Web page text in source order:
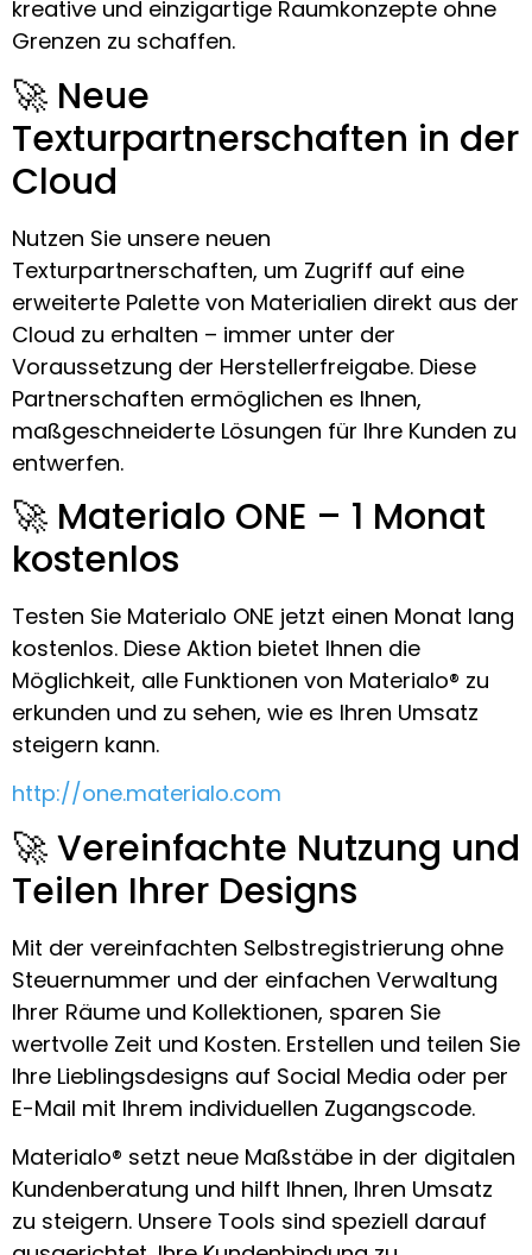
kreative und einzigartige Raumkonzepte ohne
Grenzen zu schaffen.
🚀 Neue
Texturpartnerschaften in der
Cloud
Nutzen Sie unsere neuen
Texturpartnerschaften, um Zugriff auf eine
erweiterte Palette von Materialien direkt aus der
Cloud zu erhalten – immer unter der
Voraussetzung der Herstellerfreigabe. Diese
Partnerschaften ermöglichen es Ihnen,
maßgeschneiderte Lösungen für Ihre Kunden zu
entwerfen.
🚀 Materialo ONE – 1 Monat
kostenlos
Testen Sie Materialo ONE jetzt einen Monat lang
kostenlos. Diese Aktion bietet Ihnen die
Möglichkeit, alle Funktionen von Materialo® zu
erkunden und zu sehen, wie es Ihren Umsatz
steigern kann.
http://one.materialo.com
🚀 Vereinfachte Nutzung und
Teilen Ihrer Designs
Mit der vereinfachten Selbstregistrierung ohne
Steuernummer und der einfachen Verwaltung
Ihrer Räume und Kollektionen, sparen Sie
wertvolle Zeit und Kosten. Erstellen und teilen Sie
Ihre Lieblingsdesigns auf Social Media oder per
E-Mail mit Ihrem individuellen Zugangscode.
Materialo® setzt neue Maßstäbe in der digitalen
Kundenberatung und hilft Ihnen, Ihren Umsatz
zu steigern. Unsere Tools sind speziell darauf